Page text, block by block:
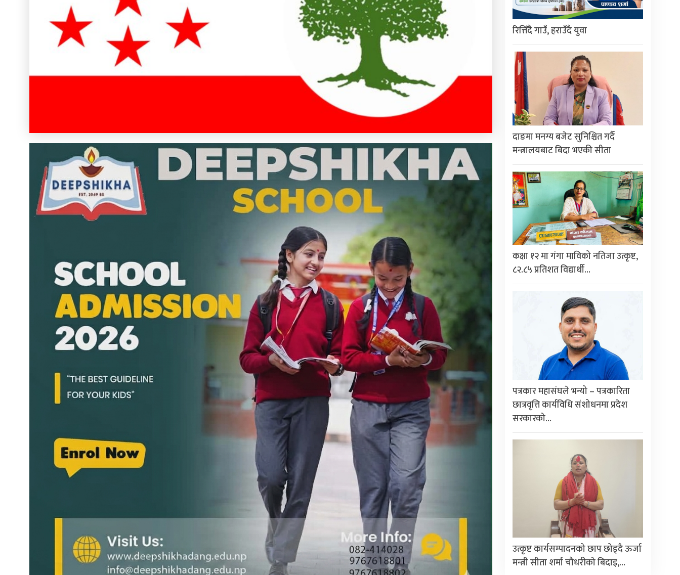
रित्तिँदै गाउँ, हराउँदै युवा
दाङमा मनग्य बजेट सुनिश्चित गर्दै
मन्त्रालयबाट बिदा भएकी सीता
कक्षा १२ मा गंगा माविको नतिजा उत्कृष्ट,
८२.८५ प्रतिशत विद्यार्थी…
पत्रकार महासंघले भन्यो – पत्रकारिता
छात्रवृत्ति कार्यविधि संशोधनमा प्रदेश
सरकारको…
उत्कृष्ट कार्यसम्पादनको छाप छोड्दै ऊर्जा
मन्त्री सीता शर्मा चौधरीको बिदाइ,…